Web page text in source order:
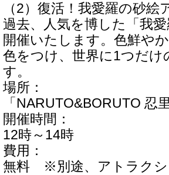
（2）復活！我愛羅の砂絵
過去、人気を博した「我
開催いたします。色鮮や
色をつけ、世界に1つだ
す。
場所：
「NARUTO&BORUTO 忍
開催時間：
12時～14時
費用：
無料 ※別途、アトラクシ